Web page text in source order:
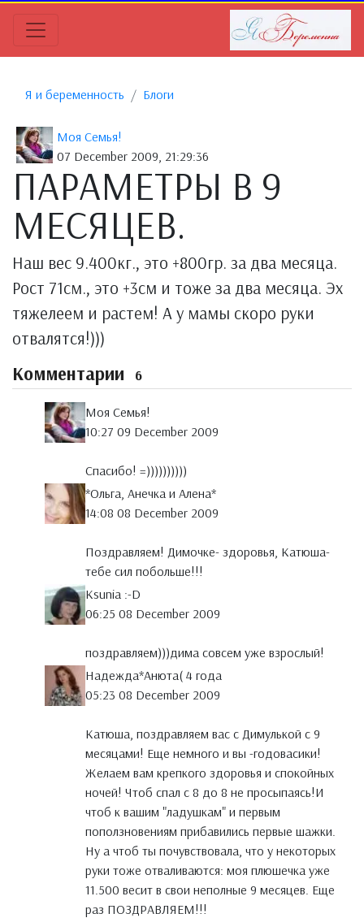
Я и беременность Блоги
Моя Семья!
07 December 2009, 21:29:36
ПАРАМЕТРЫ В 9
МЕСЯЦЕВ.
Наш вес 9.400кг., это +800гр. за два месяца.
Рост 71см., это +3см и тоже за два месяца. Эх
тяжелеем и растем! А у мамы скоро руки
отвалятся!)))
Комментарии 6
Моя Семья!
10:27 09 December 2009
Спасибо! =))))))))))
*Ольга, Анечка и Алена*
14:08 08 December 2009
Поздравляем! Димочке- здоровья, Катюша-
тебе сил побольше!!!
Ksunia :-D
06:25 08 December 2009
поздравляем)))дима совсем уже взрослый!
Надежда*Анюта( 4 годa
05:23 08 December 2009
Катюша, поздравляем вас с Димулькой с 9
месяцами! Еще немного и вы -годовасики!
Желаем вам крепкого здоровья и спокойных
ночей! Чтоб спал с 8 до 8 не просыпаясь!И
чтоб к вашим "ладушкам" и первым
поползновениям прибавились первые шажки.
Ну а чтоб ты почувствовала, что у некоторых
руки тоже отваливаются: моя плюшечка уже
11.500 весит в свои неполные 9 месяцев. Еще
раз ПОЗДРАВЛЯЕМ!!!